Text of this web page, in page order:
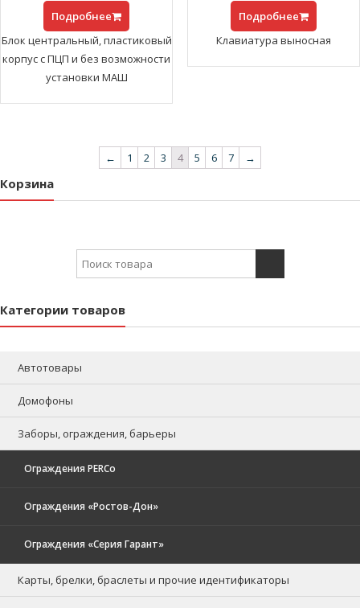
Подробнее
Блок центральный, пластиковый
корпус с ПЦП и без возможности
установки МАШ
Подробнее
Клавиатура выносная
← 1 2 3 4 5 6 7 →
Корзина
Search for:
Категории товаров
Автотовары
Домофоны
Заборы, ограждения, барьеры
Ограждения PERCo
Ограждения «Ростов-Дон»
Ограждения «Серия Гарант»
Карты, брелки, браслеты и прочие идентификаторы